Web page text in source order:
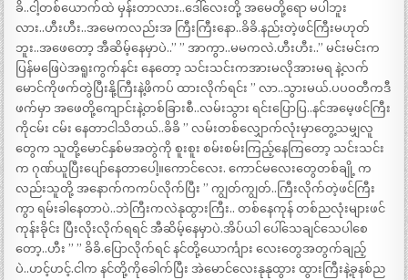
ခိ..ငါ့တစ်ယောက်ထဲ မှန်းတာလား..ဒေါ်လေးတို့ အမေတို့ရော မပါဘူး
လား..ဟီးဟီး..အမေကလည်းအ ကြီးကြီးနော..ခိခိ.နည်းတဲ့ဖင်ကြီးမဟုတ်
ဘူး..အဖေတော့ အီဆိမ့်နေမှာပဲ..” ” အာကွာ..မမကလဲ.ဟီးဟီး..” မင်းမင်းက
ပြန်မဖြေပဲအရူးကွက်နင်း နေတော့ သင်းသင်းကအားမလိုအားမရ နဲ့လက်
မောင်ကိုဖက်တွဲပြီးနို့ကြီးနဲ့ဖိကပ် ထားလိုက်ရင်း ” လာ..သွားမယ်.ပပဝတီကဒီ
ဖက်မှာ အဖေတို့ကျောင်းနဲ့တစ်ခြားစီ..လမ်းသွား ရင်းပြောပြ..နင်အမေ့ဖင်ကြီး
ကိုငမ်း ငမ်း နေတာငါသိတယ်..ခိခိ ” လမ်းတစ်လျှောက်လုံးမှာတွေ့သမျှလူ
တွေက သူတို့မောင်နှစ်မအတွဲကို စူးစူး စမ်းစမ်းကြည့်နေကြတော့ သင်းသင်း
က ဂုဏ်ယူပြီးပျော်နေတာပေါ့။ကောင်လေး. ကောင်မလေးတွေတစ်ချို့ က
လည်းသူတို့ အနောက်ကကပ်လိုက်ပြီး ” ကျွတ်ကျွတ်..ကြီးလိုက်တဲ့ဖင်ကြီး
ကွာ ရမ်းခါနေတာပဲ..ဘဲကြီးကလဲနုထွားကြီး.. တစ်နေကုန် တစ်ညလုံးများဖင်
ကုန်းခိုင်း ပြီးလိုးလိုက်ရရင် အီဆိမ့်နေမှာပဲ.အိပ်ယါ ပေါ်သေချင်သေပါစေ
တော့..ဟီး ” ” ခိခိ.ပြောလိုက်ရင် နင်တို့ယောင်္ကျား လေးတွေအတွက်ချည့်
ပဲ..ဟင့်ဟင့်.ငါက နင်တို့ကိုခေါက်ပြီး အဲမောင်လေးနုနုထွား ထွားကြီးနဲ့ခုနစ်ည